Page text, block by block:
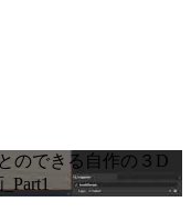
のできる自作の３D